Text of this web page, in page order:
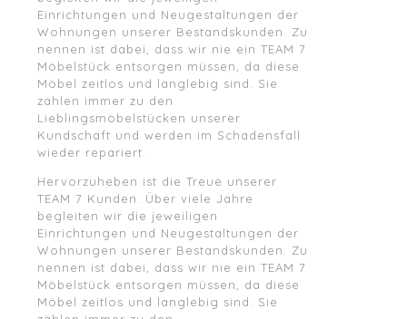
Einrichtungen und Neugestaltungen der
Wohnungen unserer Bestandskunden. Zu
nennen ist dabei, dass wir nie ein TEAM 7
Möbelstück entsorgen müssen, da diese
Möbel zeitlos und langlebig sind. Sie
zählen immer zu den
Lieblingsmöbelstücken unserer
Kundschaft und werden im Schadensfall
wieder repariert.
Hervorzuheben ist die Treue unserer
TEAM 7 Kunden. Über viele Jahre
begleiten wir die jeweiligen
Einrichtungen und Neugestaltungen der
Wohnungen unserer Bestandskunden. Zu
nennen ist dabei, dass wir nie ein TEAM 7
Möbelstück entsorgen müssen, da diese
Möbel zeitlos und langlebig sind. Sie